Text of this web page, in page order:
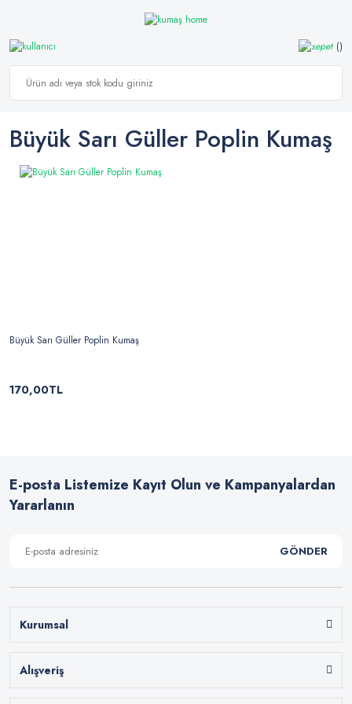
Büyük Sarı Güller Poplin Kumaş
Büyük Sarı Güller Poplin Kumaş
170,00TL
E-posta Listemize Kayıt Olun ve Kampanyalardan
Yararlanın
GÖNDER
Kurumsal
Alışveriş